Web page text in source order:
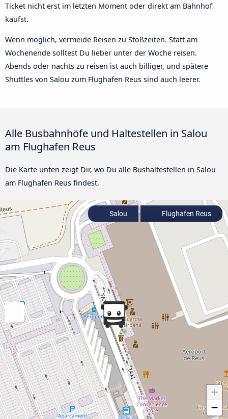
Ticket nicht erst im letzten Moment oder direkt am Bahnhof
kaufst.
Wenn möglich, vermeide Reisen zu Stoßzeiten. Statt am
Wochenende solltest Du lieber unter der Woche reisen.
Abends oder nachts zu reisen ist auch billiger, und spätere
Shuttles von Salou zum Flughafen Reus sind auch leerer.
Alle Busbahnhöfe und Haltestellen in Salou
am Flughafen Reus
Die Karte unten zeigt Dir, wo Du alle Bushaltestellen in Salou
am Flughafen Reus findest.
+
−
Salou Flughafen Reus